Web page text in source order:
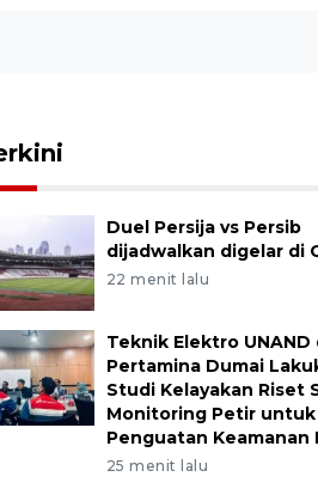
Duel Persija vs Persib
dijadwalkan digelar di
22 menit lalu
Teknik Elektro UNAND
Pertamina Dumai
Studi Kelayakan Riset
Monitoring Petir untuk
Penguatan Keamanan
25 menit lalu